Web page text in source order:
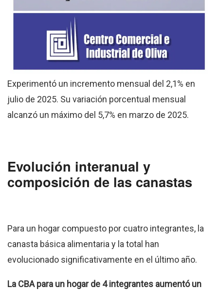
Experimentó un incremento mensual del 2,1% en
julio de 2025. Su variación porcentual mensual
alcanzó un máximo del 5,7% en marzo de 2025.
Evolución interanual y
composición de las canastas
Para un hogar compuesto por cuatro integrantes, la
canasta básica alimentaria y la total han
evolucionado significativamente en el último año.
La CBA para un hogar de 4 integrantes aumentó un